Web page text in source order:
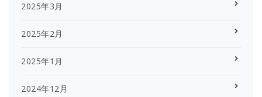
2025年3月
2025年2月
2025年1月
2024年12月